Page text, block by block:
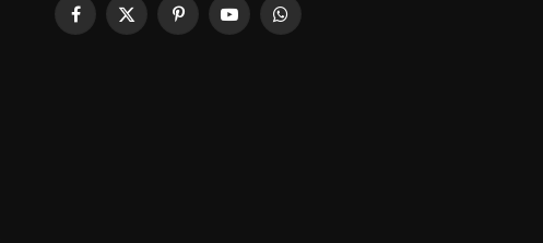
Facebook
X
PinterestYouTubeWhatsApp